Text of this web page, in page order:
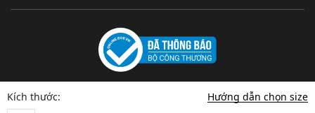
Kích thước: Hướng dẫn chọn size